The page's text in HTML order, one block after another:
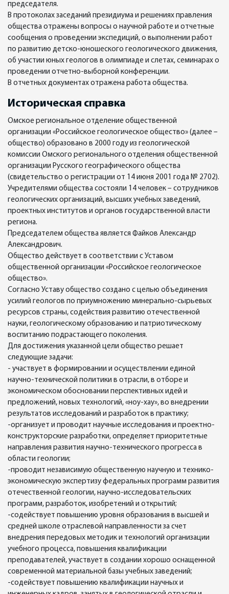
председателя.
В протоколах заседаний президиума и решениях правления
общества отражены вопросы о научной работе и отчетные
сообщения о проведении экспедиций, о выполнении работ
по развитию детско-юношеского геологического движения,
об участии юных геологов в олимпиаде и слетах, семинарах о
проведении отчетно-выборной конференции.
В отчетных документах отражена работа общества.
Историческая справка
Омское региональное отделение общественной
организации «Российское геологическое общество» (далее –
общество) образовано в 2000 году из геологической
комиссии Омского регионального отделения общественной
организации Русского географического общества
(свидетельство о регистрации от 14 июня 2001 года № 2702).
Учредителями общества состояли 14 человек – сотрудников
геологических организаций, высших учебных заведений,
проектных институтов и органов государственной власти
региона.
Председателем общества является Файков Александр
Александрович.
Общество действует в соответствии с Уставом
общественной организации «Российское геологическое
общество».
Согласно Уставу общество создано с целью объединения
усилий геологов по приумножению минерально-сырьевых
ресурсов страны, содействия развитию отечественной
науки, геологическому образованию и патриотическому
воспитанию подрастающего поколения.
Для достижения указанной цели общество решает
следующие задачи:
- участвует в формировании и осуществлении единой
научно-технической политики в отрасли, в отборе и
экономическом обосновании перспективных идей и
предложений, новых технологий, «ноу-хау», во внедрении
результатов исследований и разработок в практику;
-организует и проводит научные исследования и проектно-
конструкторские разработки, определяет приоритетные
направления развития научно-технического прогресса в
области геологии;
-проводит независимую общественную научную и технико-
экономическую экспертизу федеральных программ развития
отечественной геологии, научно-исследовательских
программ, разработок, изобретений и открытий;
-содействует повышению уровня образования в высшей и
средней школе отраслевой направленности за счет
внедрения передовых методик и технологий организации
учебного процесса, повышения квалификации
преподавателей, участвует в создании хорошо оснащенной
современной материальной базы учебных заведений;
-содействует повышению квалификации научных и